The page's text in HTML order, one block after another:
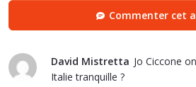
Commenter cet
David Mistretta Jo Ciccone
Italie tranquille ?